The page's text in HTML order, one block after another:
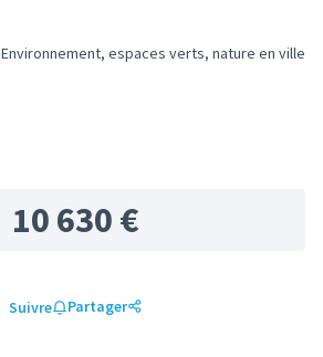
Filtrer les résultats de la catégorie :
Environnement, espaces verts, nature en ville
10 630 €
Suivre Partager